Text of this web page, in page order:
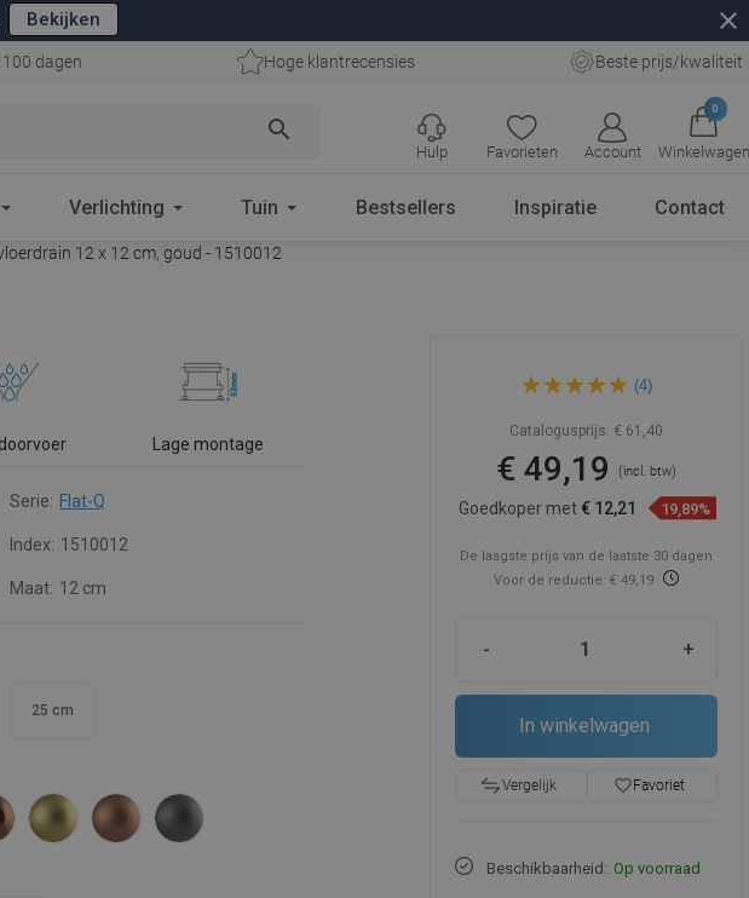
Bekijken close
dagen Hoge klantrecensies Beste prijs/kwaliteit
search
Favorieten Account
0
Winkelwagen
Hulp
Verlichting Tuin Bestsellers Inspiratie Contact
12 x 12 cm, goud - 1510012
Lage montage
Serie: Flat-Q
Index: 1510012
Maat: 12 cm
25 cm
vloerdrain 12 x 12 cm, goud -
(4)
Catalogusprijs: € 61,40
€ 49,19(incl. btw)
Goedkoper met € 12,21 19,89%
De laagste prijs van de laatste 30 dagen
Voor de reductie: € 49,19
- +
In winkelwagen
Vergelijk favorite_borderFavoriet
Beschikbaarheid: Op voorraad